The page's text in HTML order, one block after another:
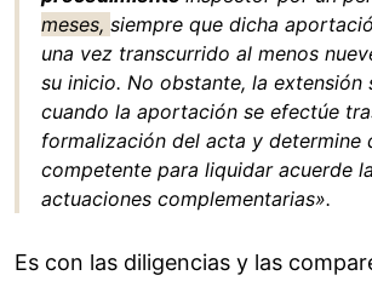
meses, siempre que dicha
una vez transcurrido al menos
su inicio. No obstante, la extensión
cuando la aportación se efectúe
formalización del acta y determine
competente para liquidar acuerde
actuaciones complementarias».
Es con las diligencias y las